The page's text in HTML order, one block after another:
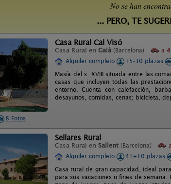
No se han
... PERO, TE
8 Fotos
Casa Rural Cal Visó
Casa Rural en Gaià (Barcelona) a
Alquiler completo
15-30 plazas
Masía del s. XVIII situada entre las
casas que incluyen todas las
entorno. Cuenta con calefacción,
desayunos, comidas, cenas; bicicleta,
Sellares Rural
Casa Rural en Sallent (Barcelona)
Alquiler completo
41+10 plazas
Casa rural de gran capacidad, ideal
para sus vacaciones o fines de